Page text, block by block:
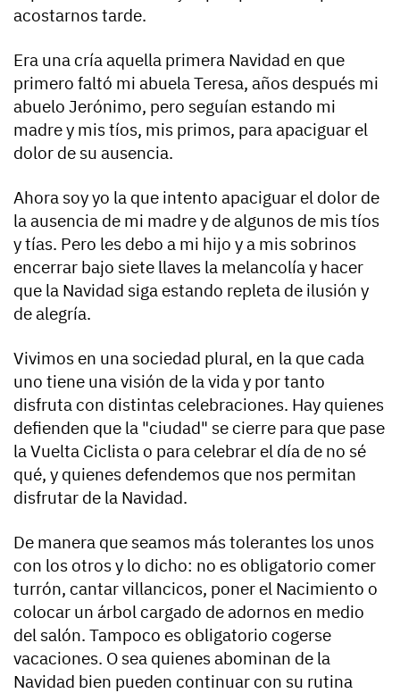
acostarnos tarde.
Era una cría aquella primera Navidad en que
primero faltó mi abuela Teresa, años después mi
abuelo Jerónimo, pero seguían estando mi
madre y mis tíos, mis primos, para apaciguar el
dolor de su ausencia.
Ahora soy yo la que intento apaciguar el dolor de
la ausencia de mi madre y de algunos de mis tíos
y tías. Pero les debo a mi hijo y a mis sobrinos
encerrar bajo siete llaves la melancolía y hacer
que la Navidad siga estando repleta de ilusión y
de alegría.
Vivimos en una sociedad plural, en la que cada
uno tiene una visión de la vida y por tanto
disfruta con distintas celebraciones. Hay quienes
defienden que la "ciudad" se cierre para que pase
la Vuelta Ciclista o para celebrar el día de no sé
qué, y quienes defendemos que nos permitan
disfrutar de la Navidad.
De manera que seamos más tolerantes los unos
con los otros y lo dicho: no es obligatorio comer
turrón, cantar villancicos, poner el Nacimiento o
colocar un árbol cargado de adornos en medio
del salón. Tampoco es obligatorio cogerse
vacaciones. O sea quienes abominan de la
Navidad bien pueden continuar con su rutina